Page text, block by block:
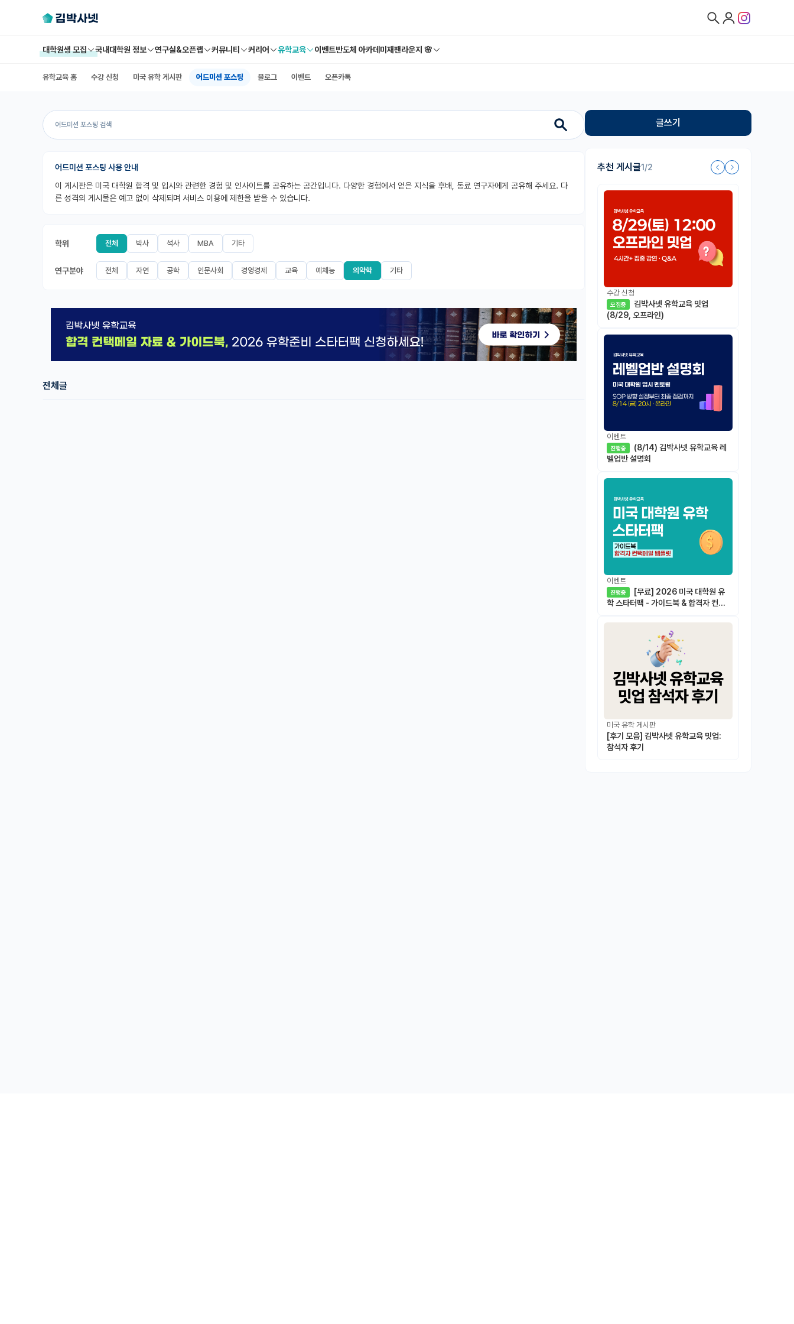
대학원생 모집 국내대학원 정보 연구실&오픈랩 커뮤니티 커리어 유학교육 이벤트반도체 아카데미 재팬라운지 🌸
유학교육 홈 수강 신청 미국 유학 게시판 어드미션 포스팅 블로그 이벤트 오픈카톡
글쓰기
추천 게시글1/2
수강 신청
모집중
(8/29, 오프라인)
이벤트
진행중
벨업반 설명회
이벤트
진행중
학 스타터팩 - 가이드북 & 합격자 컨택
미국 유학 게시판
[후기 모음] 김박사넷 유학교육 밋업:
참석자 후기
어드미션 포스팅 사용 안내
이 게시판은 미국 대학원 합격 및 입시와 관련한 경험 및 인사이트를 공유하는 공간입니다. 다양한 경험에서 얻은 지식을 후배, 동료 연구자에게 공유해 주세요. 다
른 성격의 게시물은 예고 없이 삭제되며 서비스 이용에 제한을 받을 수 있습니다.
학위 전체 박사 석사 MBA 기타
연구분야 전체 자연 공학 인문사회 경영경제 교육 예체능 의약학 기타
전체글